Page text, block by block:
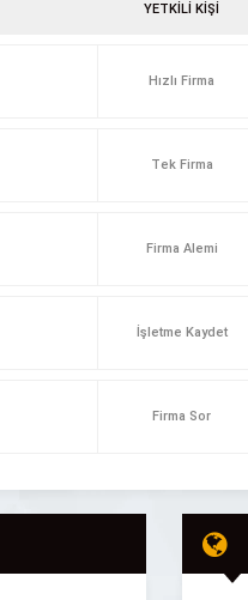
YETKİLİ KİŞİ
Hızlı Firma
Tek Firma
Firma Alemi
İşletme Kaydet
Firma Sor